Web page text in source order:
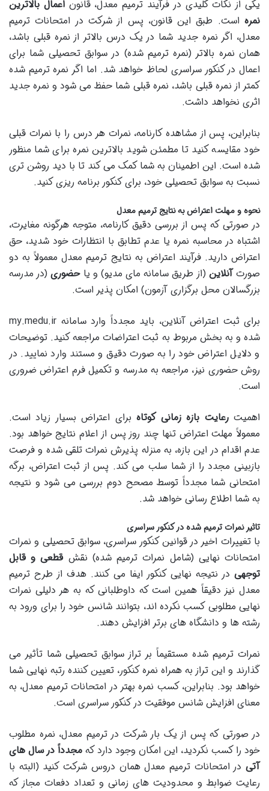
یکی از نکات کلیدی در فرآیند ترمیم معدل، قانوناعمال بالاترین
نمره است. طبق این قانون، پس از شرکت در امتحانات ترمیم
معدل، اگر نمره جدید شما در یک درس بالاتر از نمره قبلی باشد،
همان نمره بالاتر (نمره ترمیم شده) در سوابق تحصیلی شما برای
اعمال در کنکور سراسری لحاظ خواهد شد. اما اگر نمره ترمیم شده
کمتر از نمره قبلی باشد، نمره قبلی شما حفظ می شود و نمره جدید
اثری نخواهد داشت.
بنابراین، پس از مشاهده کارنامه، نمرات هر درس را با نمرات قبلی
خود مقایسه کنید تا مطمئن شوید بالاترین نمره برای شما منظور
شده است. این اطمینان به شما کمک می کند تا با دید روشن تری
نسبت به سوابق تحصیلی خود، برای کنکور برنامه ریزی کنید.
نحوه و مهلت اعتراض به نتایج ترمیم معدل
در صورتی که پس از بررسی دقیق کارنامه، متوجه هرگونه مغایرت،
اشتباه در محاسبه نمره یا عدم تطابق با انتظارات خود شدید، حق
اعتراض دارید. فرآیند اعتراض به نتایج ترمیم معدل معمولاً به دو
صورتآنلاین (از طریق سامانه مای مدیو) و یاحضوری(در مدرسه
بزرگسالان محل برگزاری آزمون) امکان پذیر است.
برای ثبت اعتراض آنلاین، باید مجدداً وارد سامانه my.medu.ir
شده و به بخش مربوط به ثبت اعتراضات مراجعه کنید. توضیحات
و دلایل اعتراض خود را به صورت دقیق و مستند وارد نمایید. در
روش حضوری نیز، مراجعه به مدرسه و تکمیل فرم اعتراض ضروری
است.
اهمیترعایت بازه زمانی کوتاهبرای اعتراض بسیار زیاد است.
معمولاً مهلت اعتراض تنها چند روز پس از اعلام نتایج خواهد بود.
عدم اقدام در این بازه، به منزله پذیرش نمرات تلقی شده و فرصت
بازبینی مجدد را از شما سلب می کند. پس از ثبت اعتراض، برگه
امتحانی شما مجدداً توسط مصحح دوم بررسی می شود و نتیجه
به شما اطلاع رسانی خواهد شد.
تاثیر نمرات ترمیم شده در کنکور سراسری
با تغییرات اخیر در قوانین کنکور سراسری، سوابق تحصیلی و نمرات
امتحانات نهایی (شامل نمرات ترمیم شده) نقشقطعی و قابل
توجهی در نتیجه نهایی کنکور ایفا می کنند. هدف از طرح ترمیم
معدل نیز دقیقاً همین است که داوطلبانی که به هر دلیلی نمرات
نهایی مطلوبی کسب نکرده اند، بتوانند شانس خود را برای ورود به
رشته ها و دانشگاه های برتر افزایش دهند.
نمرات ترمیم شده مستقیماً بر تراز سوابق تحصیلی شما تأثیر می
گذارند و این تراز به همراه نمره کنکور، تعیین کننده رتبه نهایی شما
خواهد بود. بنابراین، کسب نمره بهتر در امتحانات ترمیم معدل، به
معنای افزایش شانس موفقیت در کنکور سراسری است.
در صورتی که پس از یک بار شرکت در ترمیم معدل، نمره مطلوب
خود را کسب نکردید، این امکان وجود دارد که مجدداً در سال های
آتی در امتحانات ترمیم معدل همان دروس شرکت کنید (البته با
رعایت ضوابط و محدودیت های زمانی و تعداد دفعات مجاز که